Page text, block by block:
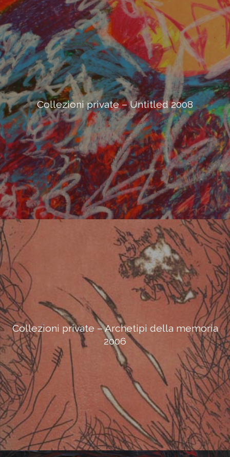
Collezioni private – Untitled 2008
Collezioni private – Archetipi della memoria
2006